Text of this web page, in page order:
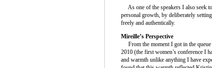
As one of the speakers I also seek
personal growth, by deliberately
freely and authentically.
Mireille’s Perspective
From the moment I got in the
2010 (the first women’s conference I
and warmth unlike anything I have